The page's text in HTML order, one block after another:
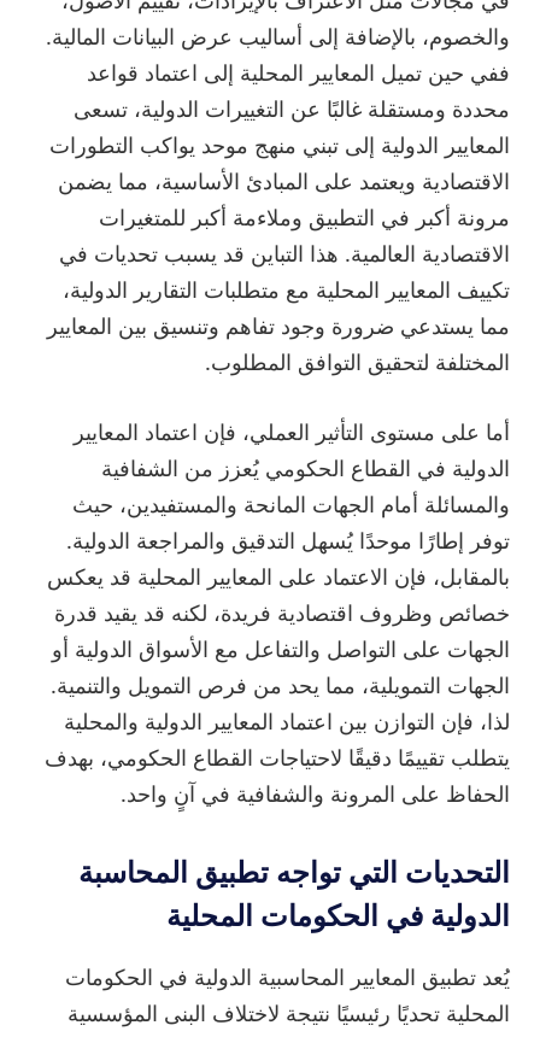
والخصوم، بالإضافة إلى أساليب عرض البيانات المالية.
ففي حين تميل المعايير المحلية إلى اعتماد قواعد
محددة ومستقلة غالبًا عن التغييرات الدولية، تسعى
المعايير الدولية إلى تبني منهج موحد يواكب التطورات
الاقتصادية ويعتمد على المبادئ الأساسية، مما يضمن
مرونة أكبر في التطبيق وملاءمة أكبر للمتغيرات
الاقتصادية العالمية. هذا التباين قد يسبب تحديات في
تكييف المعايير المحلية مع متطلبات التقارير الدولية،
مما يستدعي ضرورة وجود تفاهم وتنسيق بين المعايير
المختلفة لتحقيق التوافق المطلوب.
أما على مستوى التأثير العملي، فإن اعتماد المعايير
الدولية في القطاع الحكومي يُعزز من الشفافية
والمسائلة أمام الجهات المانحة والمستفيدين، حيث
توفر إطارًا موحدًا يُسهل التدقيق والمراجعة الدولية.
بالمقابل، فإن الاعتماد على المعايير المحلية قد يعكس
خصائص وظروف اقتصادية فريدة، لكنه قد يقيد قدرة
الجهات على التواصل والتفاعل مع الأسواق الدولية أو
الجهات التمويلية، مما يحد من فرص التمويل والتنمية.
لذا، فإن التوازن بين اعتماد المعايير الدولية والمحلية
يتطلب تقييمًا دقيقًا لاحتياجات القطاع الحكومي، بهدف
الحفاظ على المرونة والشفافية في آنٍ واحد.
التحديات التي تواجه تطبيق المحاسبة
الدولية في الحكومات المحلية
يُعد تطبيق المعايير المحاسبية الدولية في الحكومات
المحلية تحديًا رئيسيًا نتيجة لاختلاف البنى المؤسسية